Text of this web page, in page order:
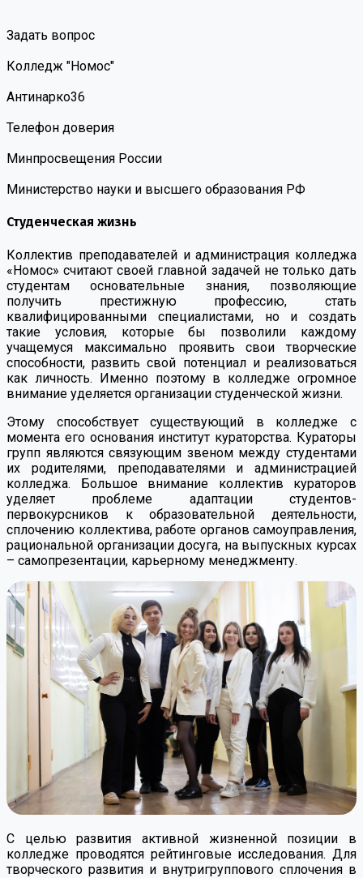
Задать вопрос
Колледж "Номос"
Антинарко36
Телефон доверия
Минпросвещения России
Министерство науки и высшего образования РФ
Студенческая жизнь
Коллектив преподавателей и администрация колледжа
«Номос» считают своей главной задачей не только дать
студентам основательные знания, позволяющие
получить престижную профессию, стать
квалифицированными специалистами, но и создать
такие условия, которые бы позволили каждому
учащемуся максимально проявить свои творческие
способности, развить свой потенциал и реализоваться
как личность. Именно поэтому в колледже огромное
внимание уделяется организации студенческой жизни.
Этому способствует существующий в колледже с
момента его основания институт кураторства. Кураторы
групп являются связующим звеном между студентами
их родителями, преподавателями и администрацией
колледжа. Большое внимание коллектив кураторов
уделяет проблеме адаптации студентов-
первокурсников к образовательной деятельности,
сплочению коллектива, работе органов самоуправления,
рациональной организации досуга, на выпускных курсах
– самопрезентации, карьерному менеджменту.
С целью развития активной жизненной позиции в
колледже проводятся рейтинговые исследования. Для
творческого развития и внутригруппового сплочения в